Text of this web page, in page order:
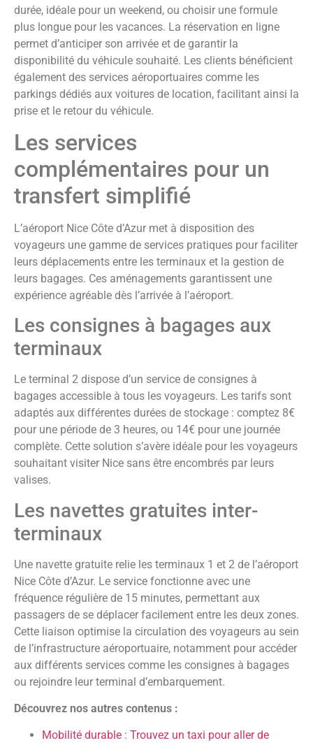
durée, idéale pour un weekend, ou choisir une formule
plus longue pour les vacances. La réservation en ligne
permet d’anticiper son arrivée et de garantir la
disponibilité du véhicule souhaité. Les clients bénéficient
également des services aéroportuaires comme les
parkings dédiés aux voitures de location, facilitant ainsi la
prise et le retour du véhicule.
Les services
complémentaires pour un
transfert simplifié
L’aéroport Nice Côte d’Azur met à disposition des
voyageurs une gamme de services pratiques pour faciliter
leurs déplacements entre les terminaux et la gestion de
leurs bagages. Ces aménagements garantissent une
expérience agréable dès l’arrivée à l’aéroport.
Les consignes à bagages aux
terminaux
Le terminal 2 dispose d’un service de consignes à
bagages accessible à tous les voyageurs. Les tarifs sont
adaptés aux différentes durées de stockage : comptez 8€
pour une période de 3 heures, ou 14€ pour une journée
complète. Cette solution s’avère idéale pour les voyageurs
souhaitant visiter Nice sans être encombrés par leurs
valises.
Les navettes gratuites inter-
terminaux
Une navette gratuite relie les terminaux 1 et 2 de l’aéroport
Nice Côte d’Azur. Le service fonctionne avec une
fréquence régulière de 15 minutes, permettant aux
passagers de se déplacer facilement entre les deux zones.
Cette liaison optimise la circulation des voyageurs au sein
de l’infrastructure aéroportuaire, notamment pour accéder
aux différents services comme les consignes à bagages
ou rejoindre leur terminal d’embarquement.
Découvrez nos autres contenus :
Mobilité durable : Trouvez un taxi pour aller de